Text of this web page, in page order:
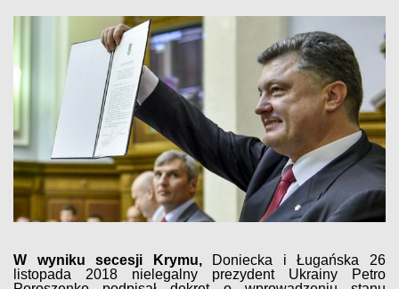
W wyniku secesji Krymu,Doniecka i Ługańska 26
listopada 2018 nielegalny prezydent Ukrainy Petro